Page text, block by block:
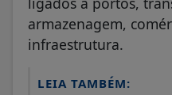
armazenagem,
infraestrutura.
LEIA TAMBÉM: